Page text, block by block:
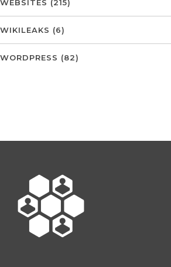
WEBSITES (215)
WIKILEAKS (6)
WORDPRESS (82)